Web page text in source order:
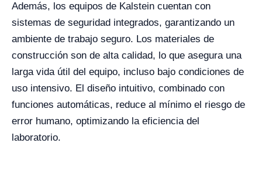
Además, los equipos de Kalstein cuentan con
sistemas de seguridad integrados, garantizando un
ambiente de trabajo seguro. Los materiales de
construcción son de alta calidad, lo que asegura una
larga vida útil del equipo, incluso bajo condiciones de
uso intensivo. El diseño intuitivo, combinado con
funciones automáticas, reduce al mínimo el riesgo de
error humano, optimizando la eficiencia del
laboratorio.